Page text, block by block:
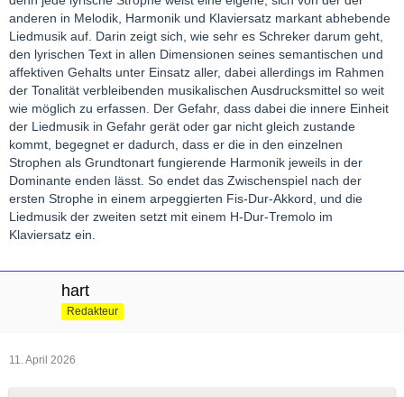
anderen in Melodik, Harmonik und Klaviersatz markant abhebende
Liedmusik auf. Darin zeigt sich, wie sehr es Schreker darum geht,
den lyrischen Text in allen Dimensionen seines semantischen und
affektiven Gehalts unter Einsatz aller, dabei allerdings im Rahmen
der Tonalität verbleibenden musikalischen Ausdrucksmittel so weit
wie möglich zu erfassen. Der Gefahr, dass dabei die innere Einheit
der Liedmusik in Gefahr gerät oder gar nicht gleich zustande
kommt, begegnet er dadurch, dass er die in den einzelnen
Strophen als Grundtonart fungierende Harmonik jeweils in der
Dominante enden lässt. So endet das Zwischenspiel nach der
ersten Strophe in einem arpeggierten Fis-Dur-Akkord, und die
Liedmusik der zweiten setzt mit einem H-Dur-Tremolo im
Klaviersatz ein.
hart
Redakteur
11. April 2026